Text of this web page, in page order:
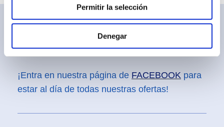
Permitir la selección
Denegar
¡Entra en nuestra página de FACEBOOK para
estar al día de todas nuestras ofertas!